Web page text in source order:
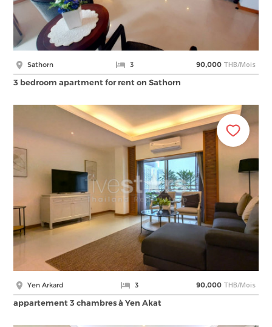
Sathorn 3 90,000 THB/Mois
3 bedroom apartment for rent on Sathorn
Yen Arkard 3 90,000 THB/Mois
appartement 3 chambres à Yen Akat